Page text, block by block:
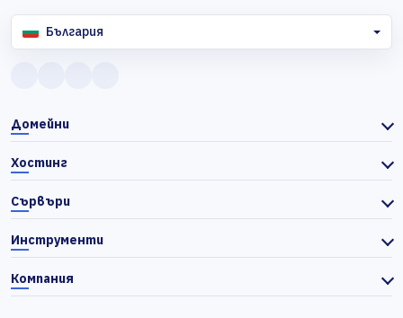
България
Домейни
Хостинг
Сървъри
Инструменти
Компания